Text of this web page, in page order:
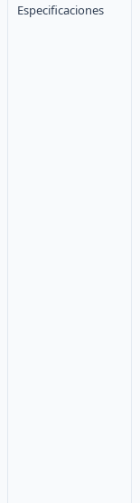
Especificaciones